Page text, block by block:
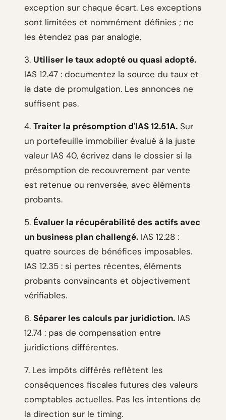
exception sur chaque écart. Les exceptions
sont limitées et nommément définies ; ne
les étendez pas par analogie.
3. Utiliser le taux adopté ou quasi adopté.
IAS 12.47 : documentez la source du taux et
la date de promulgation. Les annonces ne
suffisent pas.
4. Traiter la présomption d'IAS 12.51A. Sur
un portefeuille immobilier évalué à la juste
valeur IAS 40, écrivez dans le dossier si la
présomption de recouvrement par vente
est retenue ou renversée, avec éléments
probants.
5. Évaluer la récupérabilité des actifs avec
un business plan challengé. IAS 12.28 :
quatre sources de bénéfices imposables.
IAS 12.35 : si pertes récentes, éléments
probants convaincants et objectivement
vérifiables.
6. Séparer les calculs par juridiction. IAS
12.74 : pas de compensation entre
juridictions différentes.
7. Les impôts différés reflètent les
conséquences fiscales futures des valeurs
comptables actuelles. Pas les intentions de
la direction sur le timing.